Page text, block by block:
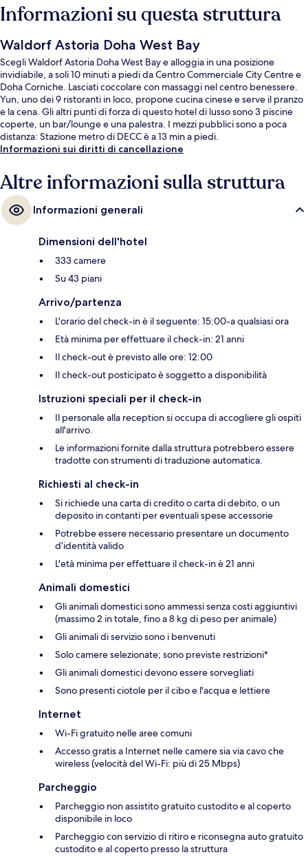
Informazioni su questa struttura
Waldorf Astoria Doha West Bay
Scegli Waldorf Astoria Doha West Bay e alloggia in una posizione
invidiabile, a soli 10 minuti a piedi da Centro Commerciale City Centre e
Doha Corniche. Lasciati coccolare con massaggi nel centro benessere.
Yun, uno dei 9 ristoranti in loco, propone cucina cinese e serve il pranzo
e la cena. Gli altri punti di forza di questo hotel di lusso sono 3 piscine
coperte, un bar/lounge e una palestra. I mezzi pubblici sono a poca
distanza: Stazione metro di DECC è a 13 min a piedi.
Informazioni sui diritti di cancellazione
Altre informazioni sulla struttura
Informazioni generali
Dimensioni dell'hotel
333 camere
Su 43 piani
Arrivo/partenza
L'orario del check-in è il seguente: 15:00-a qualsiasi ora
Età minima per effettuare il check-in: 21 anni
Il check-out è previsto alle ore: 12:00
Il check-out posticipato è soggetto a disponibilità
Istruzioni speciali per il check-in
Il personale alla reception si occupa di accogliere gli ospiti
all'arrivo.
Le informazioni fornite dalla struttura potrebbero essere
tradotte con strumenti di traduzione automatica.
Richiesti al check-in
Si richiede una carta di credito o carta di debito, o un
deposito in contanti per eventuali spese accessorie
Potrebbe essere necessario presentare un documento
d’identità valido
L'età minima per effettuare il check-in è 21 anni
Animali domestici
Gli animali domestici sono ammessi senza costi aggiuntivi
(massimo 2 in totale, fino a 8 kg di peso per animale)
Gli animali di servizio sono i benvenuti
Solo camere selezionate; sono previste restrizioni*
Gli animali domestici devono essere sorvegliati
Sono presenti ciotole per il cibo e l'acqua e lettiere
Internet
Wi-Fi gratuito nelle aree comuni
Accesso gratis a Internet nelle camere sia via cavo che
wireless (velocità del Wi-Fi: più di 25 Mbps)
Parcheggio
Parcheggio non assistito gratuito custodito e al coperto
disponibile in loco
Parcheggio con servizio di ritiro e riconsegna auto gratuito
custodito e al coperto presso la struttura